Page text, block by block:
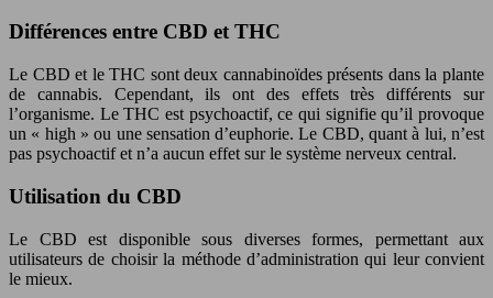
Différences entre CBD et THC
Le CBD et le THC sont deux cannabinoïdes présents dans la plante
de cannabis. Cependant, ils ont des effets très différents sur
l’organisme. Le THC est psychoactif, ce qui signifie qu’il provoque
un « high » ou une sensation d’euphorie. Le CBD, quant à lui, n’est
pas psychoactif et n’a aucun effet sur le système nerveux central.
Utilisation du CBD
Le CBD est disponible sous diverses formes, permettant aux
utilisateurs de choisir la méthode d’administration qui leur convient
le mieux.